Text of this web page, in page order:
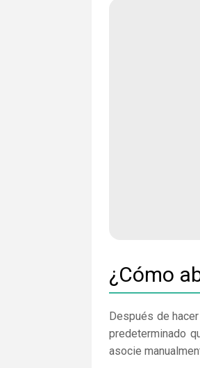
¿Cómo
Después de
predeterminado
asocie